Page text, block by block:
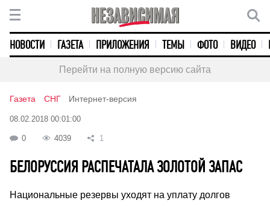
НОВОСТИ ГАЗЕТА ПРИЛОЖЕНИЯ ТЕМЫ ФОТО ВИДЕО
Перейти на полную версию сайта
Газета СНГ Интернет-версия
08.02.2018 00:01:00
0 4039 1
БЕЛОРУССИЯ РАСПЕЧАТАЛА ЗОЛОТОЙ ЗАПАС
Национальные резервы уходят на уплату долгов